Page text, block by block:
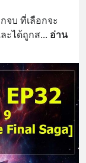
จบ ที่เลือกจะ
ะได้ถูกส... อ่าน